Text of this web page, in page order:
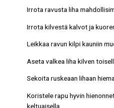
Irrota ravusta liha
Irrota kilvestä kalvot ja
Leikkaa ravun kilpi kauniin
Aseta valkea liha kilven
Sekoita ruskeaan lihaan
Koristele rapu hyvin
keltuaisella.